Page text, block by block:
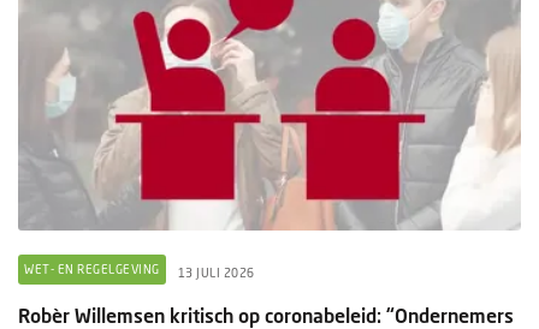
WET- EN REGELGEVING 13 JULI 2026
Robèr Willemsen kritisch op coronabeleid: “Ondernemers